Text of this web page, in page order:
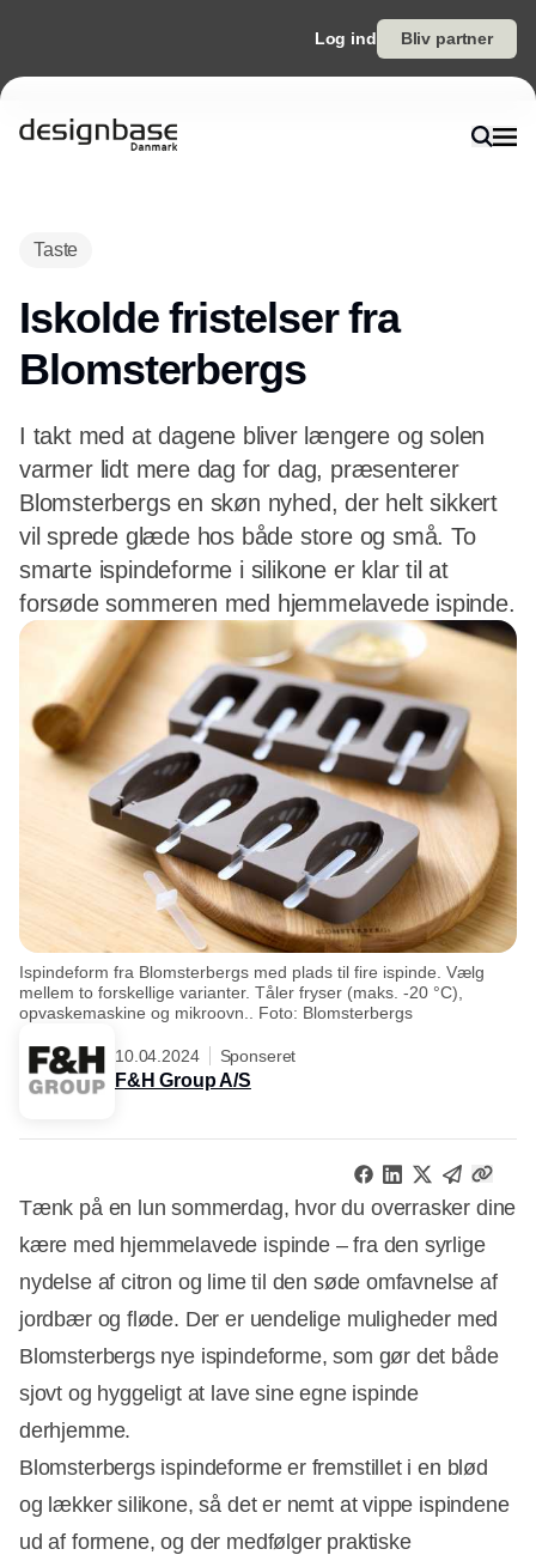
Log ind Bliv partner
Taste
Iskolde fristelser fra
Blomsterbergs
I takt med at dagene bliver længere og solen
varmer lidt mere dag for dag, præsenterer
Blomsterbergs en skøn nyhed, der helt sikkert
vil sprede glæde hos både store og små. To
smarte ispindeforme i silikone er klar til at
forsøde sommeren med hjemmelavede ispinde.
Ispindeform fra Blomsterbergs med plads til fire ispinde. Vælg
mellem to forskellige varianter. Tåler fryser (maks. -20 °C),
opvaskemaskine og mikroovn.. Foto: Blomsterbergs
10.04.2024 Sponseret
F&H Group A/S
Tænk på en lun sommerdag, hvor du overrasker dine
kære med hjemmelavede ispinde – fra den syrlige
nydelse af citron og lime til den søde omfavnelse af
jordbær og fløde. Der er uendelige muligheder med
Blomsterbergs nye ispindeforme, som gør det både
sjovt og hyggeligt at lave sine egne ispinde
derhjemme.
Blomsterbergs ispindeforme er fremstillet i en blød
og lækker silikone, så det er nemt at vippe ispindene
ud af formene, og der medfølger praktiske